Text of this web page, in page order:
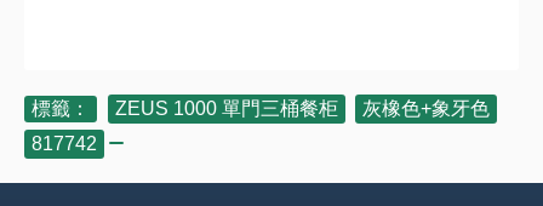
標籤： ZEUS 1000 單門三桶餐柜 灰橡色+象牙色
817742